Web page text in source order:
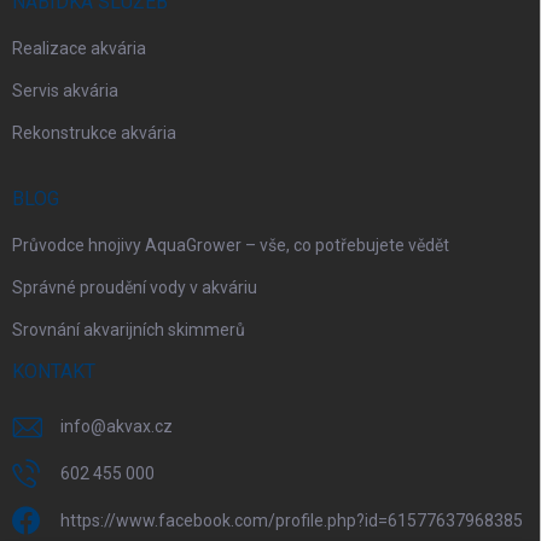
Realizace akvária
Servis akvária
Rekonstrukce akvária
BLOG
Průvodce hnojivy AquaGrower – vše, co potřebujete vědět
Správné proudění vody v akváriu
Srovnání akvarijních skimmerů
KONTAKT
info@akvax.cz
602 455 000
https://www.facebook.com/profile.php?id=61577637968385